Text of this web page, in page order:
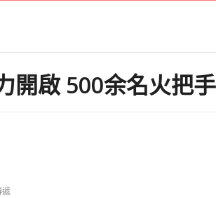
開啟 500余名火把
遞